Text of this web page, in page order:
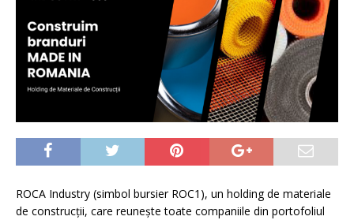
ROCA Industry (simbol bursier ROC1), un holding de materiale
de construcții, care reunește toate companiile din portofoliul